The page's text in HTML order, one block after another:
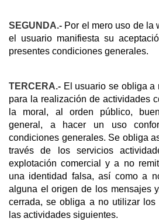
SEGUNDA.- Por el mero uso de la
el usuario manifiesta su
presentes condiciones generales.
TERCERA.- El usuario se obliga
para la realización de actividades
la moral, al orden público,
general, a hacer un uso
condiciones generales. Se obliga
través de los servicios
explotación comercial y a no
una identidad falsa, así como a
alguna el origen de los mensajes
cerrada, se obliga a no utilizar los
las actividades siguientes.